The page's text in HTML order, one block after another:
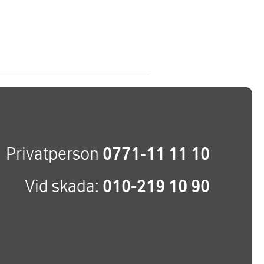
Privatperson 0771-11 11 10
Vid skada: 010-219 10 90